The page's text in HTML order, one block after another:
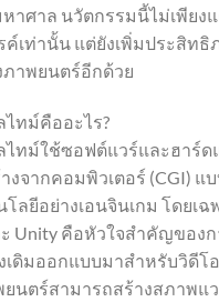
าศาล นวัตกรรมนี้ไม่เพียง
ค์เท่านั้น แต่ยังเพิ่มประสิทธิ
ภาพยนตร์อีกด้วย
ไทม์คืออะไร?
ไทม์ใช้ซอฟต์แวร์และฮาร์ด
งจากคอมพิวเตอร์ (CGI) แ
ลยีอย่างเอนจินเกม โดยเฉ
ะ Unity คือหัวใจสำคัญของ
เดิมออกแบบมาสำหรับวิดีโ
ยนตร์สามารถสร้างสภาพแ